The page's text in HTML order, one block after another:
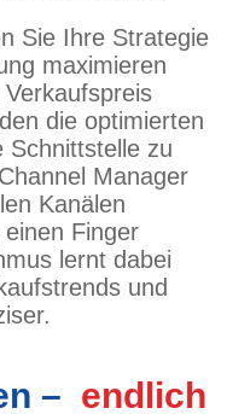
Sie Ihre Strategie
maximieren
die optimierten
Schnittstelle zu
Manager
Kanälen
Finger
lernt dabei
und
– endlich